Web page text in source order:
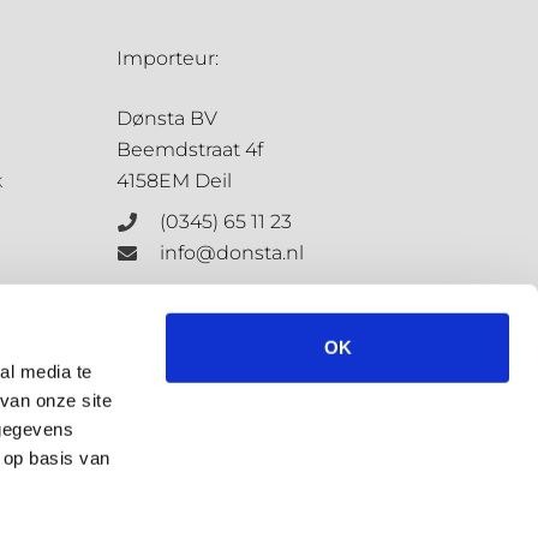
media te
onze site
basis van
OK
Importeur:
Dønsta BV
Beemdstraat 4f
4158EM Deil
(0345) 65 11 23
info@donsta.nl
Contactformulier